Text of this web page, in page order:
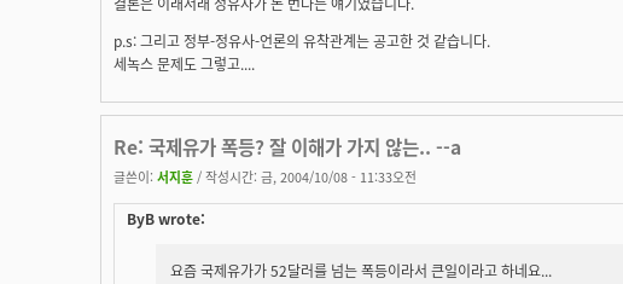
p.s: 그리고 정부-정유사-언론의 유착관계는 공고한 것 같습니다.
세녹스 문제도 그렇고....
Re: 국제유가 폭등? 잘 이해가 가지 않는.. --a
글쓴이: 서지훈 / 작성시간: 금, 2004/10/08 - 11:33오전
ByB wrote:
요즘 국제유가가 52달러를 넘는 폭등이라서 큰일이라고 하네요...